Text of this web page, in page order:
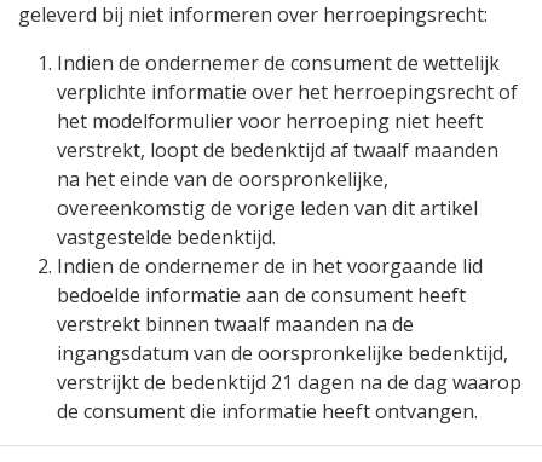
geleverd bij niet informeren over herroepingsrecht:
Indien de ondernemer de consument de wettelijk
verplichte informatie over het herroepingsrecht of
het modelformulier voor herroeping niet heeft
verstrekt, loopt de bedenktijd af twaalf maanden
na het einde van de oorspronkelijke,
overeenkomstig de vorige leden van dit artikel
vastgestelde bedenktijd.
Indien de ondernemer de in het voorgaande lid
bedoelde informatie aan de consument heeft
verstrekt binnen twaalf maanden na de
ingangsdatum van de oorspronkelijke bedenktijd,
verstrijkt de bedenktijd 21 dagen na de dag waarop
de consument die informatie heeft ontvangen.